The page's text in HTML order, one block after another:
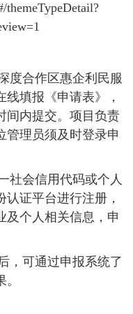
themeTypeDetail?
合作区惠企利民服
填报《申请表》，
间内提交。项目负责
管理员须及时登录申
会信用代码或个人
证平台进行注册，
及个人相关信息，申
可通过申报系统了